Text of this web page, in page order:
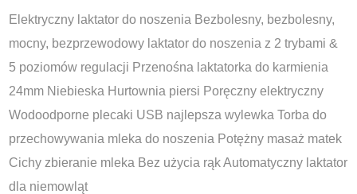
Elektryczny laktator do noszenia Bezbolesny, bezbolesny,
mocny, bezprzewodowy laktator do noszenia z 2 trybami &
5 poziomów regulacji Przenośna laktatorka do karmienia
24mm Niebieska Hurtownia piersi Poręczny elektryczny
Wodoodporne plecaki USB najlepsza wylewka Torba do
przechowywania mleka do noszenia Potężny masaż matek
Cichy zbieranie mleka Bez użycia rąk Automatyczny laktator
dla niemowląt